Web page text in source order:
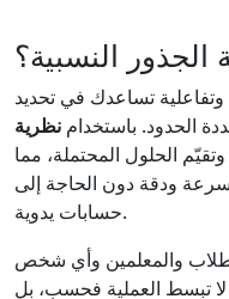
النسبية؟
تساعدك في تحديد
الحدود. باستخدام نظرية
الحلول المحتملة، مما
ودقة دون الحاجة إلى
حسابات يدوية.
والمعلمين وأي شخص
تبسط العملية فحسب، بل